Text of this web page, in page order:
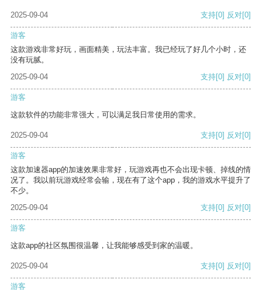
2025-09-04 支持[0] 反对[0]
游客
这款游戏非常好玩，画面精美，玩法丰富。我已经玩了好几个小时，还
没有玩腻。
2025-09-04
支持[0] 反对[0]
游客
这款软件的功能非常强大，可以满足我日常使用的需求。
2025-09-04 支持[0] 反对[0]
游客
这款加速器app的加速效果非常好，玩游戏再也不会出现卡顿、掉线的情
况了。我以前玩游戏经常会输，现在有了这个app，我的游戏水平提升了
不少。
2025-09-04
支持[0] 反对[0]
游客
这款app的社区氛围很温馨，让我能够感受到家的温暖。
2025-09-04 支持[0] 反对[0]
游客